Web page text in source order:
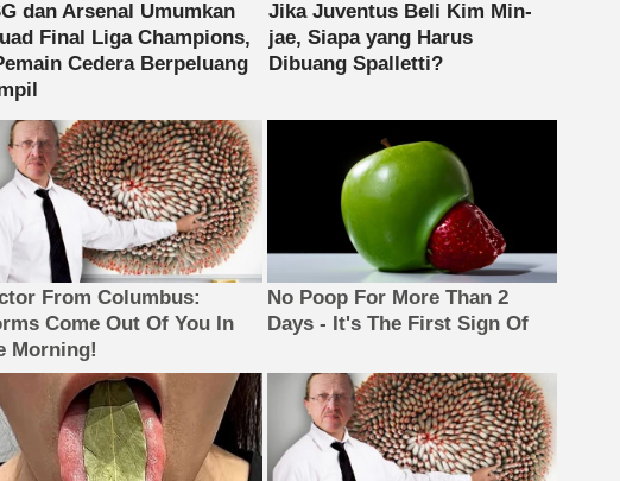
From Columbus:
Come Out Of You In
Morning!
No Poop For More Than 2
Days - It's The First Sign Of